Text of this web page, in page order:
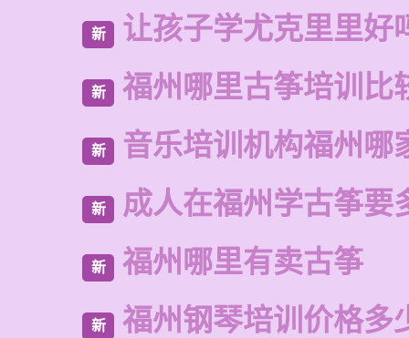
新 让孩子学尤克里里好
新 福州哪里古筝培训比
新 音乐培训机构福州哪
新 成人在福州学古筝要
新 福州哪里有卖古筝
新 福州钢琴培训价格多